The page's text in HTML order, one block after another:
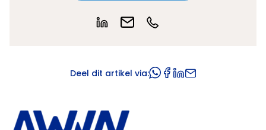
Deel dit artikel via: